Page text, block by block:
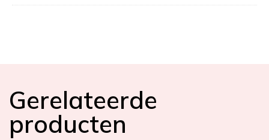
Gerelateerde
producten